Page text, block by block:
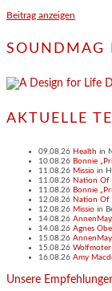
Beitrag anzeigen
SOUNDMAG
AKTUELLE
09.08.26 Health in
10.08.26 Bonnie
11.08.26 Missio in
11.08.26 Nation Of
11.08.26 Bonnie
12.08.26 Nation Of
12.08.26 Missio in
14.08.26
14.08.26 Agnes Obel
15.08.26
15.08.26 Wolfmoter
16.08.26 Amy
Unsere